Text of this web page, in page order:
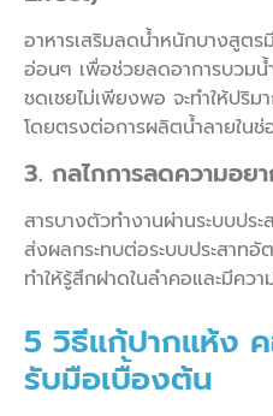
อาหารเสริมลดน้ำหนักบางสูต
อ่อนๆ เพื่อช่วยลดอาการบวมน้
ชดเชยไม่เพียงพอ จะทำให้ปริ
โดยตรงต่อการผลิตน้ำลายในช่
3. กลไกการลดความอยา
สารบางตัวทำงานผ่านระบบปร
ส่งผลกระทบต่อระบบประสาท
ทำให้รู้สึกฝาดในลำคอและมีคว
5 วิธีแก้ปากแห้ง
รับมือเบื้องต้น